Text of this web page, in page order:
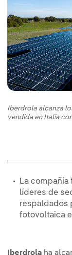
Iberdrola alcanza
vendida en Italia
La
líderes de
respaldados
fotovoltaica
Iberdrola ha